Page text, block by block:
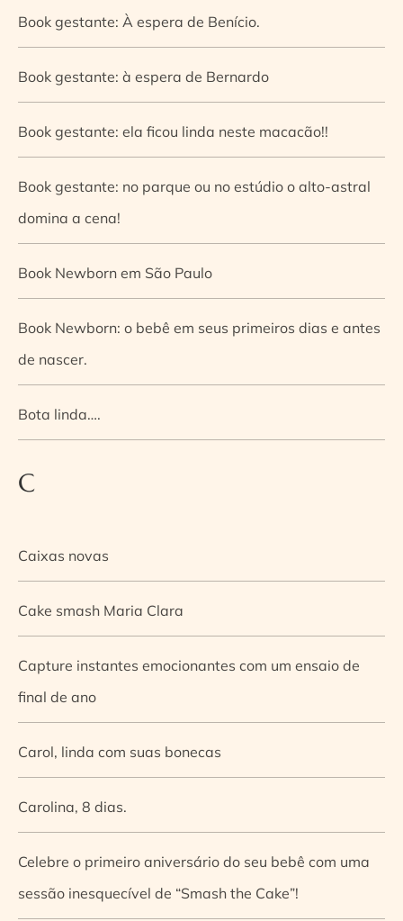
Book gestante: À espera de Benício.
Book gestante: à espera de Bernardo
Book gestante: ela ficou linda neste macacão!!
Book gestante: no parque ou no estúdio o alto-astral
domina a cena!
Book Newborn em São Paulo
Book Newborn: o bebê em seus primeiros dias e antes
de nascer.
Bota linda….
C
Caixas novas
Cake smash Maria Clara
Capture instantes emocionantes com um ensaio de
final de ano
Carol, linda com suas bonecas
Carolina, 8 dias.
Celebre o primeiro aniversário do seu bebê com uma
sessão inesquecível de “Smash the Cake”!